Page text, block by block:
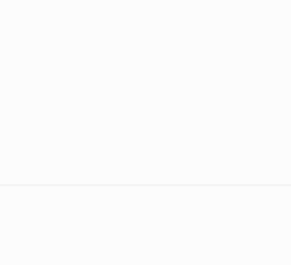
suntuosa